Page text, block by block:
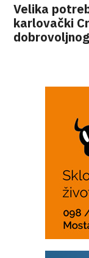
Velika
karlovački